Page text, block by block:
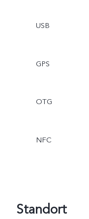
USB
GPS
OTG
NFC
Standort